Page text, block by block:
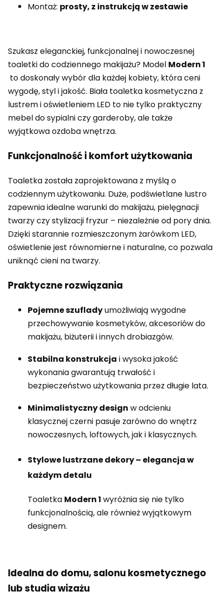
Montaż: prosty, z instrukcją w zestawie
Szukasz eleganckiej, funkcjonalnej i nowoczesnej
toaletki do codziennego makijażu? Model Modern 1
to doskonały wybór dla każdej kobiety, która ceni
wygodę, styl i jakość. Biała toaletka kosmetyczna z
lustrem i oświetleniem LED to nie tylko praktyczny
mebel do sypialni czy garderoby, ale także
wyjątkowa ozdoba wnętrza.
Funkcjonalność i komfort użytkowania
Toaletka została zaprojektowana z myślą o
codziennym użytkowaniu. Duże, podświetlane lustro
zapewnia idealne warunki do makijażu, pielęgnacji
twarzy czy stylizacji fryzur – niezależnie od pory dnia.
Dzięki starannie rozmieszczonym żarówkom LED,
oświetlenie jest równomierne i naturalne, co pozwala
uniknąć cieni na twarzy.
Praktyczne rozwiązania
Pojemne szufladyumożliwiają wygodne
przechowywanie kosmetyków, akcesoriów do
makijażu, biżuterii i innych drobiazgów.
Stabilna konstrukcja i wysoka jakość
wykonania gwarantują trwałość i
bezpieczeństwo użytkowania przez długie lata.
Minimalistyczny design w odcieniu
klasycznej czerni pasuje zarówno do wnętrz
nowoczesnych, loftowych, jak i klasycznych.
Stylowe lustrzane dekory – elegancja w
każdym detalu
Toaletka Modern 1 wyróżnia się nie tylko
funkcjonalnością, ale również wyjątkowym
designem.
Idealna do domu, salonu kosmetycznego
lub studia wizażu